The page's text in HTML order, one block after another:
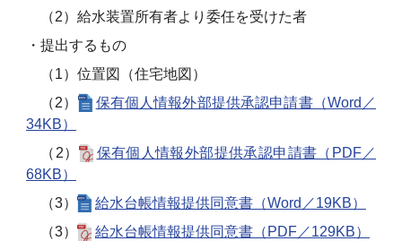
（2）給水装置所有者より委任を受けた者
・提出するもの
（1）位置図（住宅地図）
（2）
保有個人情報外部提供承認申請書（Word／
34KB）
（2）
保有個人情報外部提供承認申請書（PDF／
68KB）
（3）
給水台帳情報提供同意書（Word／19KB）
（3）
給水台帳情報提供同意書（PDF／129KB）